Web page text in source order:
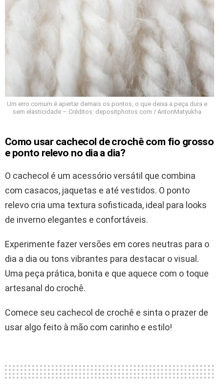
Um erro comum é apertar demais os pontos, o que deixa a peça dura e
sem elasticidade – Créditos: depositphotos.com / AntonMatyukha
Como usar cachecol de crochê com fio grosso
e ponto relevo no dia a dia?
O cachecol é um acessório versátil que combina
com casacos, jaquetas e até vestidos. O ponto
relevo cria uma textura sofisticada, ideal para looks
de inverno elegantes e confortáveis.
Experimente fazer versões em cores neutras para o
dia a dia ou tons vibrantes para destacar o visual.
Uma peça prática, bonita e que aquece com o toque
artesanal do crochê.
Comece seu cachecol de crochê e sinta o prazer de
usar algo feito à mão com carinho e estilo!